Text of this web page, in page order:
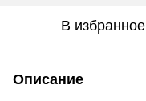
В избранное
Описание